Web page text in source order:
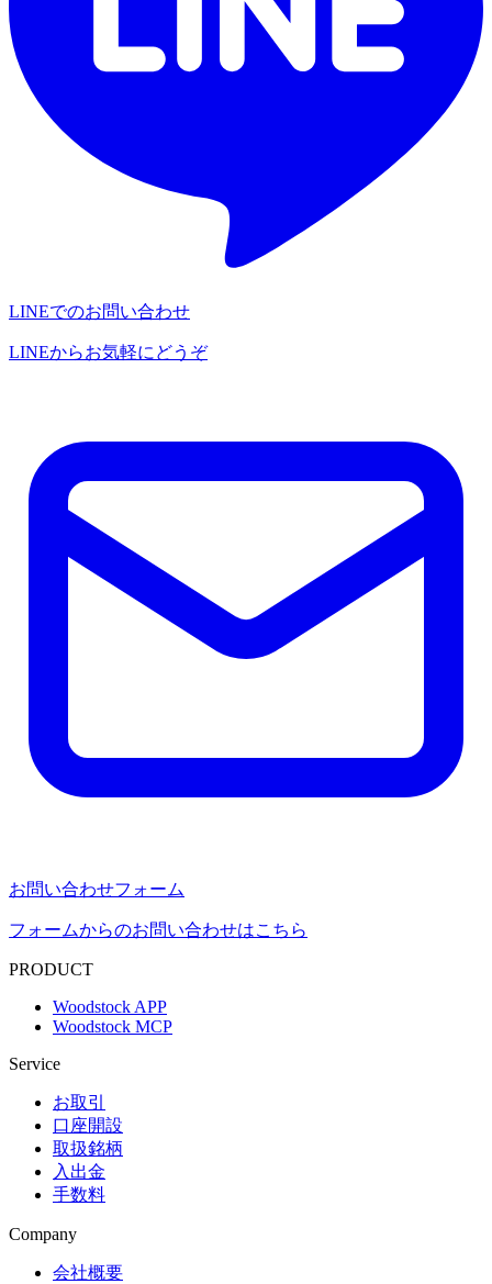
LINEでのお問い合わせ
LINEからお気軽にどうぞ
お問い合わせフォーム
フォームからのお問い合わせはこちら
PRODUCT
Woodstock APP
Woodstock MCP
Service
お取引
口座開設
取扱銘柄
入出金
手数料
Company
会社概要